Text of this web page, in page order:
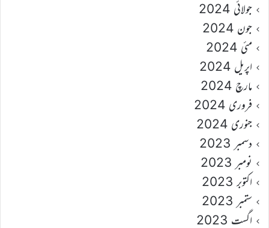
جولائی 2024
جون 2024
مئی 2024
اپریل 2024
مارچ 2024
فروری 2024
جنوری 2024
دسمبر 2023
نومبر 2023
اکتوبر 2023
ستمبر 2023
اگست 2023